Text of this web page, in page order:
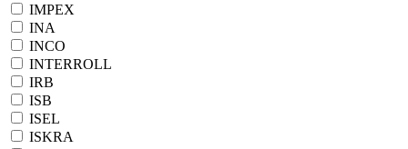
IMPEX
INA
INCO
INTERROLL
IRB
ISB
ISEL
ISKRA